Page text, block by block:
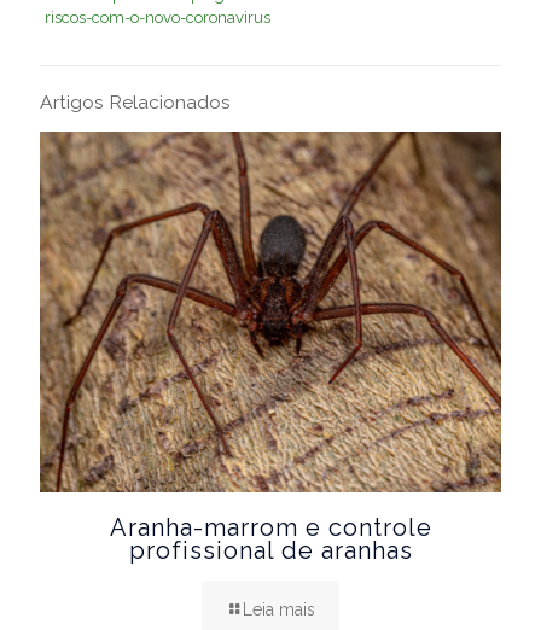
riscos-com-o-novo-coronavirus
Artigos Relacionados
Aranha-marrom e controle
profissional de aranhas
Leia mais